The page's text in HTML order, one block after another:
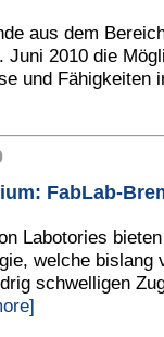
aus dem
Juni 2010 die
und Fähigkeiten
FabLab-
Labotories
welche
schwelligen